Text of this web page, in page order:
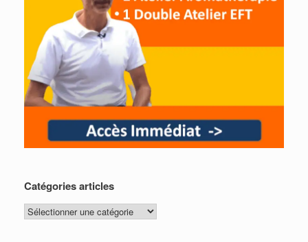
Catégories articles
Catégories
articles